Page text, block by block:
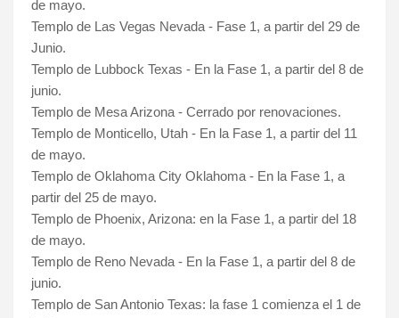
de mayo.
Templo de Las Vegas Nevada - Fase 1, a partir del 29 de
Junio.
Templo de Lubbock Texas - En la Fase 1, a partir del 8 de
junio.
Templo de Mesa Arizona - Cerrado por renovaciones.
Templo de Monticello, Utah - En la Fase 1, a partir del 11
de mayo.
Templo de Oklahoma City Oklahoma - En la Fase 1, a
partir del 25 de mayo.
Templo de Phoenix, Arizona: en la Fase 1, a partir del 18
de mayo.
Templo de Reno Nevada - En la Fase 1, a partir del 8 de
junio.
Templo de San Antonio Texas: la fase 1 comienza el 1 de